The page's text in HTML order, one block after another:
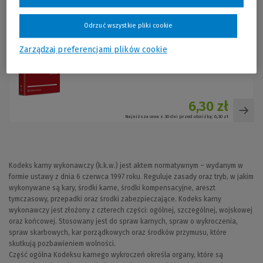
Kodeks karny wykonawczy. Przepisy
6,30 zł
Najniższa cena z 30 dni przed obniżką: 6,30 zł
Kodeks karny wykonawczy (k.k.w.) jest aktem normatywnym – wydanym w
formie ustawy z dnia 6 czerwca 1997 roku. Reguluje zasady oraz tryb, w jakim
wykonywane są kary, środki karne, środki kompensacyjne, areszt
tymczasowy, przepadki oraz środki zabezpieczające. Kodeks karny
wykonawczy jest złożony z czterech części: ogólnej, szczególnej, wojskowej
oraz końcowej. Stosowany jest do spraw karnych, spraw o wykroczenia,
spraw skarbowych, kar porządkowych oraz środków przymusu, które
skutkują pozbawieniem wolności.
Część ogólna Kodeksu karnego wykroczeń określa organy, które są
Zarządzaj preferencjami plików cookie
Odrzuć wszystkie pliki cookie